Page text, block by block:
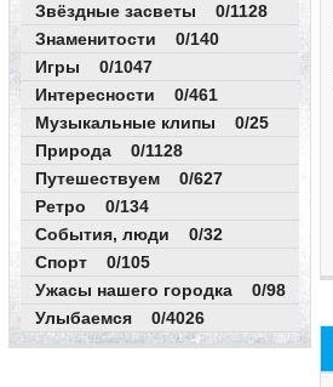
Звёздные засветы 0/1128
Знаменитости 0/140
Игры 0/1047
Интересности 0/461
Музыкальные клипы 0/25
Природа 0/1128
Путешествуем 0/627
Ретро 0/134
События, люди 0/32
Спорт 0/105
Ужасы нашего городка 0/98
Улыбаемся 0/4026